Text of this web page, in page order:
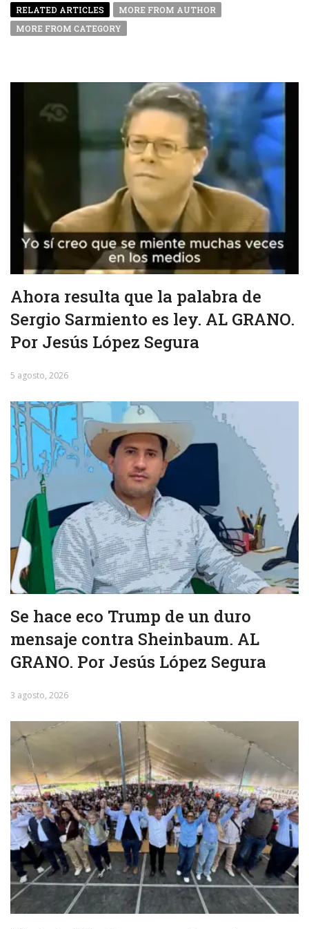
RELATED ARTICLES
MORE FROM AUTHOR
MORE FROM CATEGORY
Ahora resulta que la palabra de
Sergio Sarmiento es ley. AL GRANO.
Por Jesús López Segura
5 agosto, 2026
Se hace eco Trump de un duro
mensaje contra Sheinbaum. AL
GRANO. Por Jesús López Segura
3 agosto, 2026